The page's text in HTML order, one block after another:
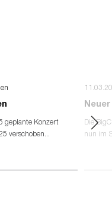
geplante Konzert
verschoben...
Die
nun im